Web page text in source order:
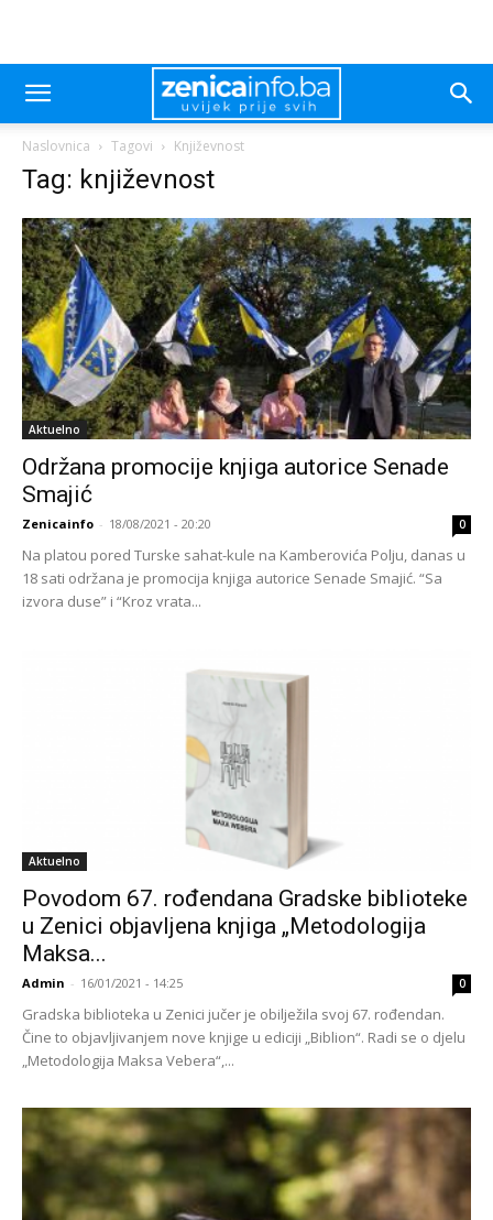
Naslovnica Tagovi Književnost
Tag: književnost
Aktuelno
Održana promocije knjiga autorice Senade
Smajić
Zenicainfo - 18/08/2021 - 20:20 0
Na platou pored Turske sahat-kule na Kamberovića Polju, danas u
18 sati održana je promocija knjiga autorice Senade Smajić. “Sa
izvora duse” i “Kroz vrata...
Aktuelno
Povodom 67. rođendana Gradske biblioteke
u Zenici objavljena knjiga „Metodologija
Maksa...
Admin - 16/01/2021 - 14:25 0
Gradska biblioteka u Zenici jučer je obilježila svoj 67. rođendan.
Čine to objavljivanjem nove knjige u ediciji „Biblion“. Radi se o djelu
„Metodologija Maksa Vebera“,...